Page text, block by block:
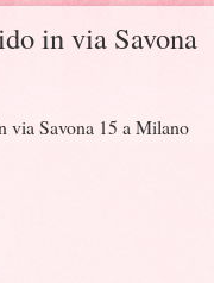
in via Savona
via Savona 15 a Milano